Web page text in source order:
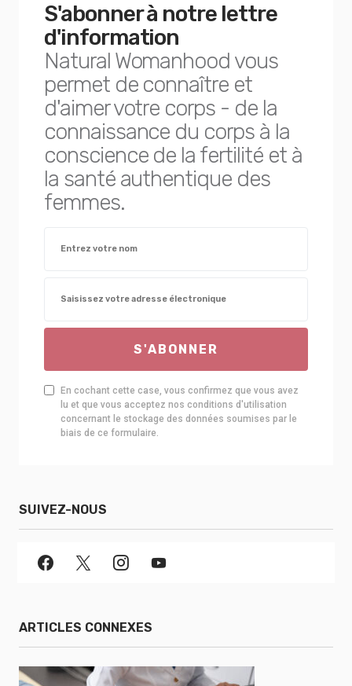
S'abonner à notre lettre
d'information
Natural Womanhood vous
permet de connaître et
d'aimer votre corps - de la
connaissance du corps à la
conscience de la fertilité et à
la santé authentique des
femmes.
S'ABONNER
En cochant cette case, vous confirmez que vous avez
lu et que vous acceptez nos conditions d'utilisation
concernant le stockage des données soumises par le
biais de ce formulaire.
SUIVEZ-NOUS
ARTICLES CONNEXES